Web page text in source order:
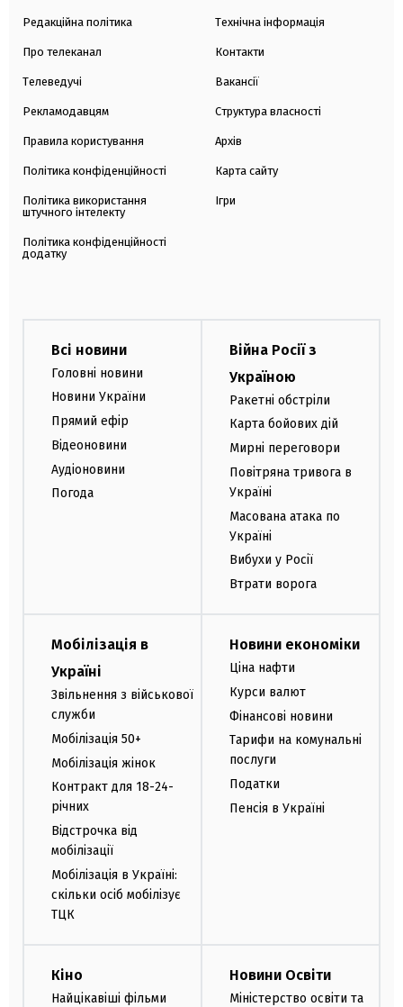
Редакційна політика
Про телеканал
Телеведучі
Рекламодавцям
Правила користування
Політика конфіденційності
Політика використання
штучного інтелекту
Політика конфіденційності
додатку
Технічна інформація
Контакти
Вакансії
Структура власності
Архів
Карта сайту
Ігри
Всі новини
Головні новини
Новини України
Прямий ефір
Відеоновини
Аудіоновини
Погода
Війна Росії з
Україною
Ракетні обстріли
Карта бойових дій
Мирні переговори
Повітряна тривога в
Україні
Масована атака по
Україні
Вибухи у Росії
Втрати ворога
Мобілізація в
Україні
Звільнення з військової
служби
Мобілізація 50+
Мобілізація жінок
Контракт для 18-24-
річних
Відстрочка від
мобілізації
Мобілізація в Україні:
скільки осіб мобілізує
ТЦК
Новини економіки
Ціна нафти
Курси валют
Фінансові новини
Тарифи на комунальні
послуги
Податки
Пенсія в Україні
Кіно
Найцікавіші фільми
Новини Освіти
Міністерство освіти та